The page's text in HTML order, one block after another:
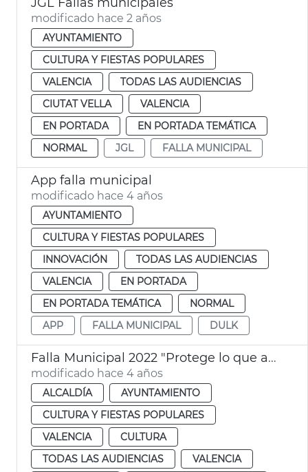
modificado hace 2 años
AYUNTAMIENTO
CULTURA Y FIESTAS POPULARES
VALENCIA
TODAS LAS AUDIENCIAS
CIUTAT VELLA
VALENCIA
EN PORTADA
EN PORTADA TEMÁTICA
NORMAL
JGL FALLA MUNICIPAL
App falla municipal
modificado hace 4 años
AYUNTAMIENTO
CULTURA Y FIESTAS POPULARES
INNOVACIÓN
TODAS LAS AUDIENCIAS
VALENCIA
EN PORTADA
EN PORTADA TEMÁTICA
NORMAL
APP
FALLA MUNICIPAL DULK
Falla Municipal 2022 "Protege lo que amas"
modificado hace 4 años
ALCALDÍA
AYUNTAMIENTO
CULTURA Y FIESTAS POPULARES
VALENCIA
CULTURA
TODAS LAS AUDIENCIAS
VALENCIA